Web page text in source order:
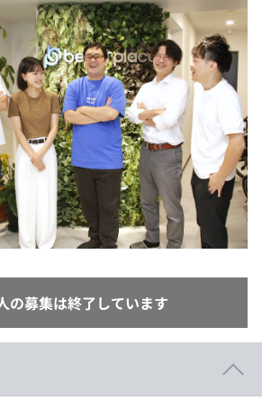
の募集は終了しています